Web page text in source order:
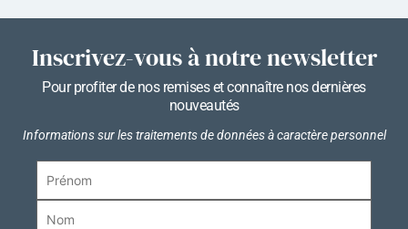
Inscrivez-vous à notre newsletter
Pour profiter de nos remises et connaître nos dernières
nouveautés
Informations sur les traitements de données à caractère personnel